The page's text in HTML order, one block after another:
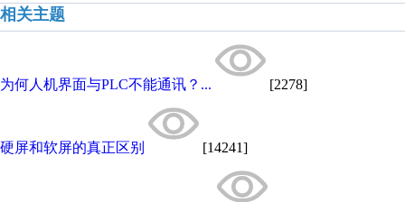
相关主题
为何人机界面与PLC不能通讯？... [2278]
硬屏和软屏的真正区别 [14241]